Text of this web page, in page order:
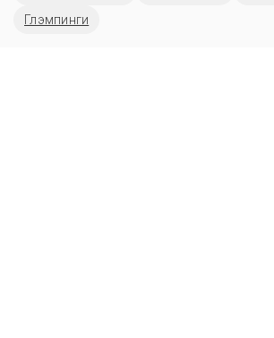
Глэмпинги